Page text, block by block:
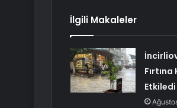
İlgili Makaleler
Etkiledi